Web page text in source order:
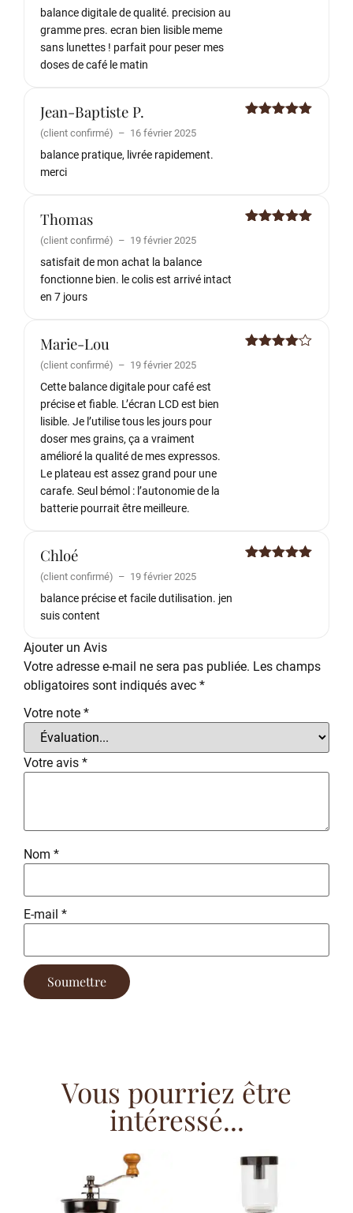
balance digitale de qualité. precision au
gramme pres. ecran bien lisible meme
sans lunettes ! parfait pour peser mes
doses de café le matin
Jean-Baptiste P.
(client confirmé) – 16 février 2025
balance pratique, livrée rapidement.
merci
Thomas
(client confirmé) – 19 février 2025
satisfait de mon achat la balance
fonctionne bien. le colis est arrivé intact
en 7 jours
Marie-Lou
(client confirmé) – 19 février 2025
Cette balance digitale pour café est
précise et fiable. L’écran LCD est bien
lisible. Je l’utilise tous les jours pour
doser mes grains, ça a vraiment
amélioré la qualité de mes expressos.
Le plateau est assez grand pour une
carafe. Seul bémol : l’autonomie de la
batterie pourrait être meilleure.
Chloé
(client confirmé) – 19 février 2025
balance précise et facile dutilisation. jen
suis content
Ajouter un Avis
Votre adresse e-mail ne sera pas publiée. Les champs
obligatoires sont indiqués avec *
Votre note *
Votre avis *
Nom *
E-mail *
Vous pourriez être
intéressé...